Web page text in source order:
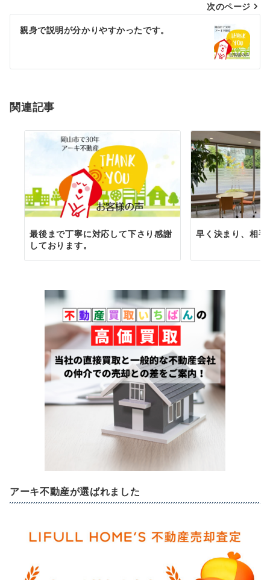
ビ
ゲ
シ
ン
次のページ
親身で説明が分かりやすかったです。
関連記事
最後まで丁寧に対応して下さり感謝
しております。
早く決まり、相
アーキ不動産が選ばれました